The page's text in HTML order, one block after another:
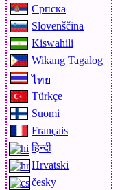
Српска
Slovenščina
Kiswahili
Wikang Tagalog
ไทย
Türkçe
Suomi
Français
हिन्दी
Hrvatski
česky